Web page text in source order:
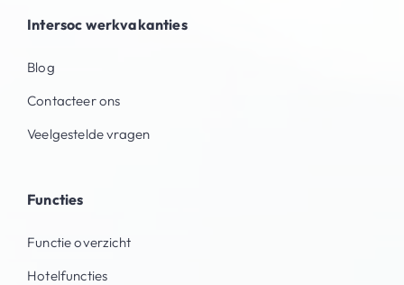
Intersoc werkvakanties
Blog
Contacteer ons
Veelgestelde vragen
Functies
Functie overzicht
Hotelfuncties